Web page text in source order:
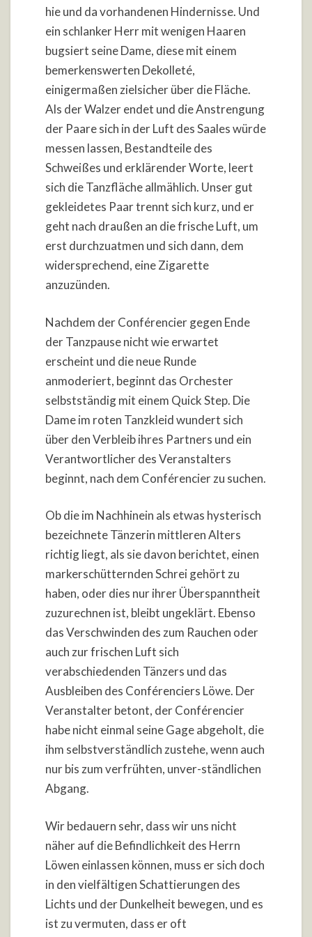
hie und da vorhandenen Hindernisse. Und
ein schlanker Herr mit wenigen Haaren
bugsiert seine Dame, diese mit einem
bemerkenswerten Dekolleté,
einigermaßen zielsicher über die Fläche.
Als der Walzer endet und die Anstrengung
der Paare sich in der Luft des Saales würde
messen lassen, Bestandteile des
Schweißes und erklärender Worte, leert
sich die Tanzfläche allmählich. Unser gut
gekleidetes Paar trennt sich kurz, und er
geht nach draußen an die frische Luft, um
erst durchzuatmen und sich dann, dem
widersprechend, eine Zigarette
anzuzünden.
Nachdem der Conférencier gegen Ende
der Tanzpause nicht wie erwartet
erscheint und die neue Runde
anmoderiert, beginnt das Orchester
selbstständig mit einem Quick Step. Die
Dame im roten Tanzkleid wundert sich
über den Verbleib ihres Partners und ein
Verantwortlicher des Veranstalters
beginnt, nach dem Conférencier zu suchen.
Ob die im Nachhinein als etwas hysterisch
bezeichnete Tänzerin mittleren Alters
richtig liegt, als sie davon berichtet, einen
markerschütternden Schrei gehört zu
haben, oder dies nur ihrer Überspanntheit
zuzurechnen ist, bleibt ungeklärt. Ebenso
das Verschwinden des zum Rauchen oder
auch zur frischen Luft sich
verabschiedenden Tänzers und das
Ausbleiben des Conférenciers Löwe. Der
Veranstalter betont, der Conférencier
habe nicht einmal seine Gage abgeholt, die
ihm selbstverständlich zustehe, wenn auch
nur bis zum verfrühten, unver-ständlichen
Abgang.
Wir bedauern sehr, dass wir uns nicht
näher auf die Befindlichkeit des Herrn
Löwen einlassen können, muss er sich doch
in den vielfältigen Schattierungen des
Lichts und der Dunkelheit bewegen, und es
ist zu vermuten, dass er oft